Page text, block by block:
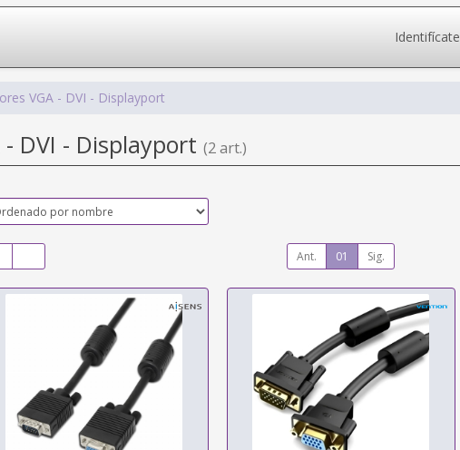
Identifícate
VGA - DVI - Displayport
DVI - Displayport (2 art.)
Ant. 01 Sig.